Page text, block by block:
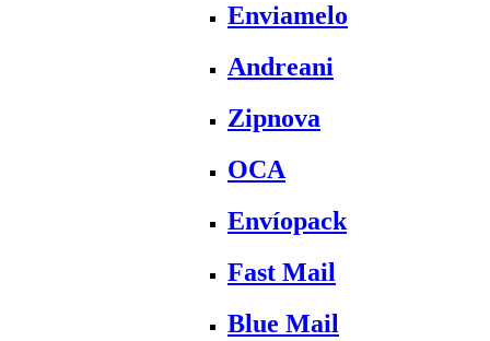
Enviamelo
Andreani
Zipnova
OCA
Envíopack
Fast Mail
Blue Mail